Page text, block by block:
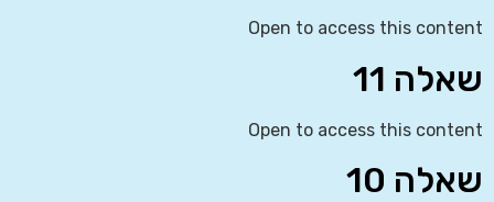
Open to access this content
שאלה 11
Open to access this content
שאלה 10